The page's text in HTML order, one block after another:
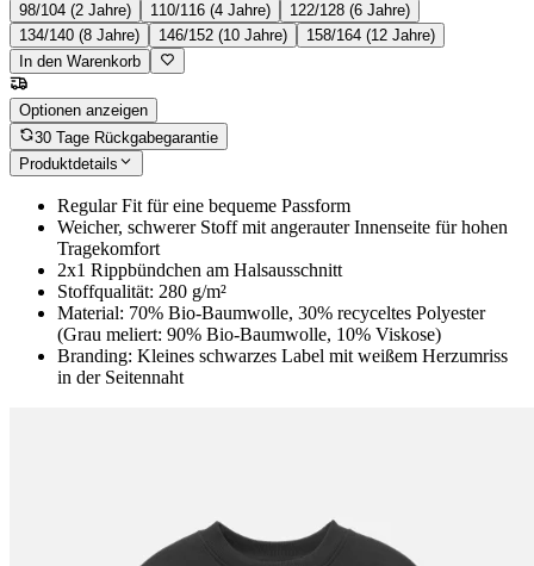
98/104 (2 Jahre)
110/116 (4 Jahre)
122/128 (6 Jahre)
134/140 (8 Jahre)
146/152 (10 Jahre)
158/164 (12 Jahre)
In den Warenkorb
Optionen anzeigen
30 Tage Rückgabegarantie
Produktdetails
Regular Fit für eine bequeme Passform
Weicher, schwerer Stoff mit angerauter Innenseite für hohen
Tragekomfort
2x1 Rippbündchen am Halsausschnitt
Stoffqualität: 280 g/m²
Material: 70% Bio-Baumwolle, 30% recyceltes Polyester
(Grau meliert: 90% Bio-Baumwolle, 10% Viskose)
Branding: Kleines schwarzes Label mit weißem Herzumriss
in der Seitennaht